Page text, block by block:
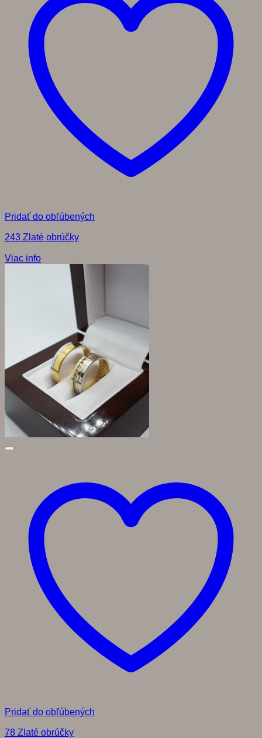
Pridať do obľúbených
243 Zlaté obrúčky
Viac info
Pridať do obľúbených
78 Zlaté obrúčky